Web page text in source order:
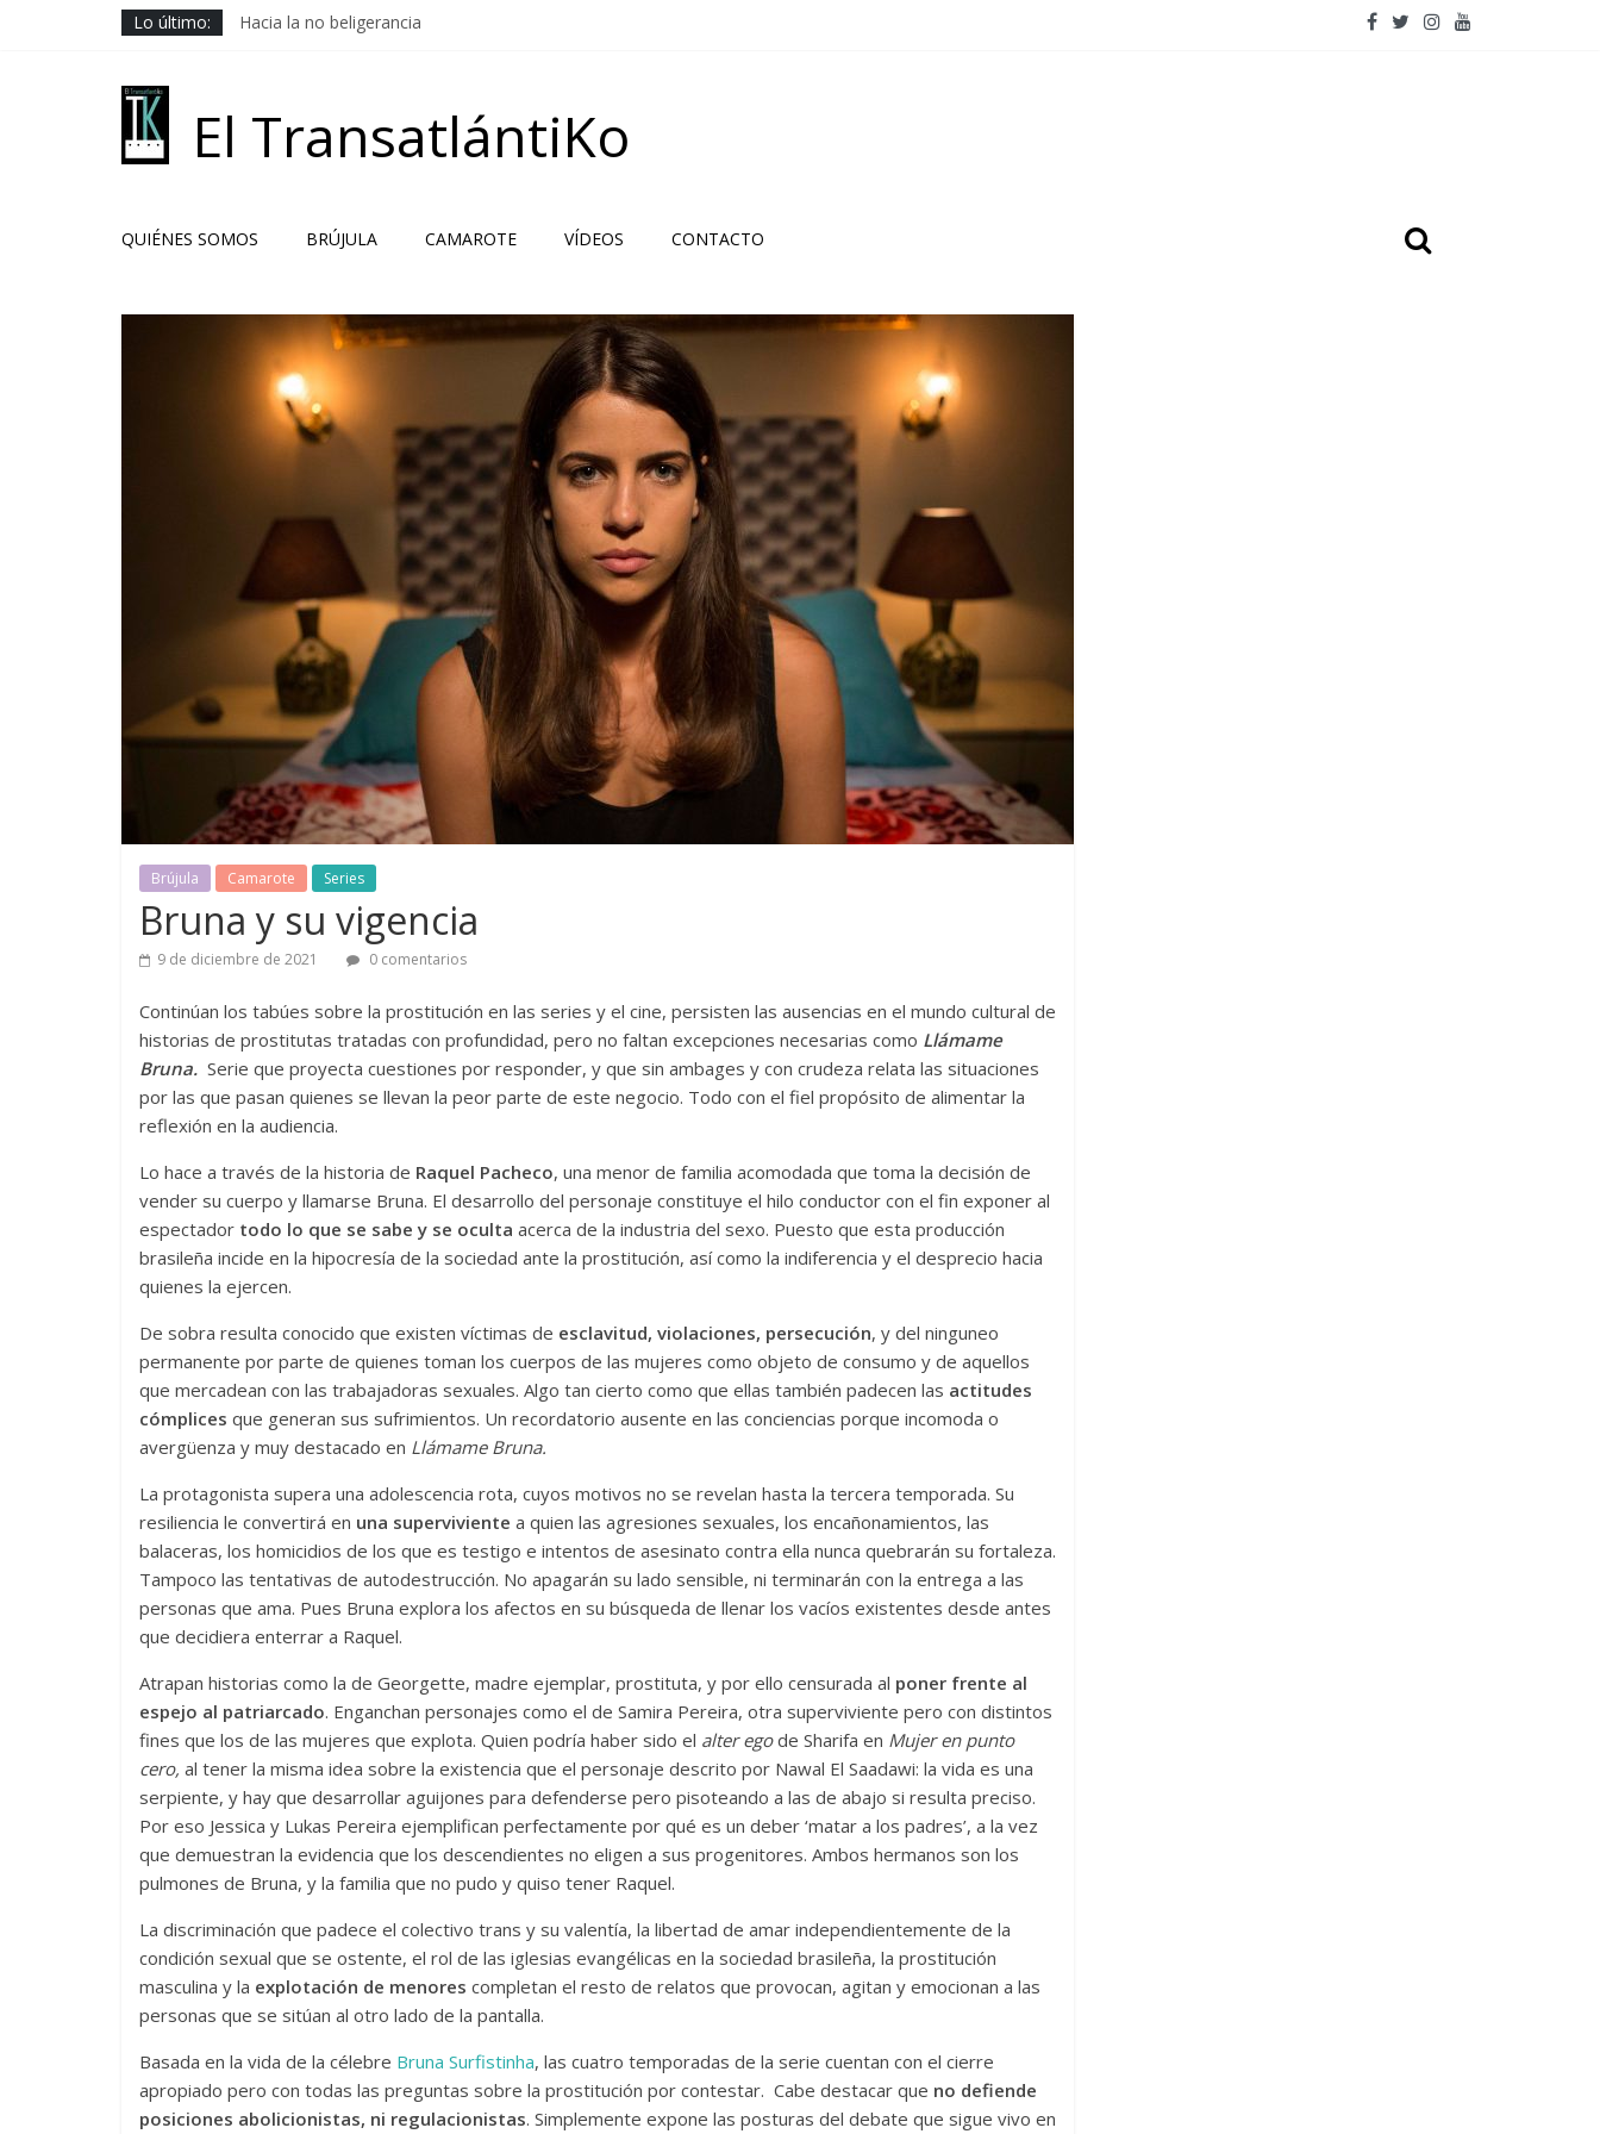
Lo último:
Hacia la no beligerancia
Solución libanesa
El TransatlántiKo
QUIÉNES SOMOS BRÚJULA CAMAROTE VÍDEOS CONTACTO
Brújula Camarote Series
Bruna y su vigencia
9 de diciembre de 2021 0 comentarios
Continúan los tabúes sobre la prostitución en las series y el cine, persisten las ausencias en el mundo cultural de
historias de prostitutas tratadas con profundidad, pero no faltan excepciones necesarias como Llámame
Bruna. Serie que proyecta cuestiones por responder, y que sin ambages y con crudeza relata las situaciones
por las que pasan quienes se llevan la peor parte de este negocio. Todo con el fiel propósito de alimentar la
reflexión en la audiencia.
Lo hace a través de la historia de Raquel Pacheco, una menor de familia acomodada que toma la decisión de
vender su cuerpo y llamarse Bruna. El desarrollo del personaje constituye el hilo conductor con el fin exponer al
espectador todo lo que se sabe y se oculta acerca de la industria del sexo. Puesto que esta producción
brasileña incide en la hipocresía de la sociedad ante la prostitución, así como la indiferencia y el desprecio hacia
quienes la ejercen.
De sobra resulta conocido que existen víctimas de esclavitud, violaciones, persecución, y del ninguneo
permanente por parte de quienes toman los cuerpos de las mujeres como objeto de consumo y de aquellos
que mercadean con las trabajadoras sexuales. Algo tan cierto como que ellas también padecen las actitudes
cómplices que generan sus sufrimientos. Un recordatorio ausente en las conciencias porque incomoda o
avergüenza y muy destacado en Llámame Bruna.
La protagonista supera una adolescencia rota, cuyos motivos no se revelan hasta la tercera temporada. Su
resiliencia le convertirá en una superviviente a quien las agresiones sexuales, los encañonamientos, las
balaceras, los homicidios de los que es testigo e intentos de asesinato contra ella nunca quebrarán su fortaleza.
Tampoco las tentativas de autodestrucción. No apagarán su lado sensible, ni terminarán con la entrega a las
personas que ama. Pues Bruna explora los afectos en su búsqueda de llenar los vacíos existentes desde antes
que decidiera enterrar a Raquel.
Atrapan historias como la de Georgette, madre ejemplar, prostituta, y por ello censurada al poner frente al
espejo al patriarcado. Enganchan personajes como el de Samira Pereira, otra superviviente pero con distintos
fines que los de las mujeres que explota. Quien podría haber sido el alter egode Sharifa en Mujer en punto
cero, al tener la misma idea sobre la existencia que el personaje descrito por Nawal El Saadawi: la vida es una
serpiente, y hay que desarrollar aguijones para defenderse pero pisoteando a las de abajo si resulta preciso.
Por eso Jessica y Lukas Pereira ejemplifican perfectamente por qué es un deber ‘matar a los padres’, a la vez
que demuestran la evidencia que los descendientes no eligen a sus progenitores. Ambos hermanos son los
pulmones de Bruna, y la familia que no pudo y quiso tener Raquel.
La discriminación que padece el colectivo trans y su valentía, la libertad de amar independientemente de la
condición sexual que se ostente, el rol de las iglesias evangélicas en la sociedad brasileña, la prostitución
masculina y la explotación de menores completan el resto de relatos que provocan, agitan y emocionan a las
personas que se sitúan al otro lado de la pantalla.
Basada en la vida de la célebre Bruna Surfistinha, las cuatro temporadas de la serie cuentan con el cierre
apropiado pero con todas las preguntas sobre la prostitución por contestar. Cabe destacar que no defiende
posiciones abolicionistas, ni regulacionistas. Simplemente expone las posturas del debate que sigue vivo en